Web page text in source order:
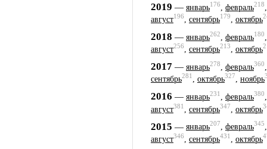
2019 — январь176 февраль218
август196, сентябрь179, октябрь
2018 — январь262 февраль180
август256, сентябрь213, октябрь
2017 — январь278 февраль360
сентябрь281, октябрь327, ноябрь
2016 — январь231 февраль380
август381 сентябрь347 октябрь
2015 — январь207, февраль345
август346 сентябрь431 октябрь